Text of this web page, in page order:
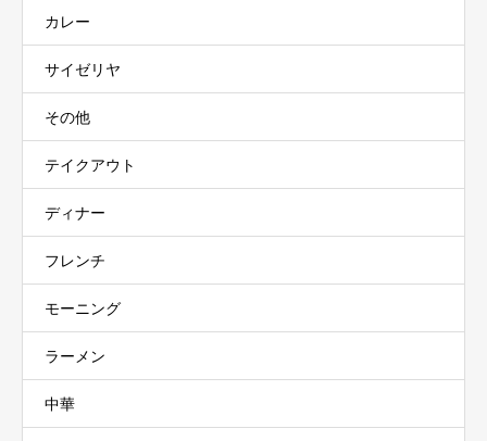
カレー
サイゼリヤ
その他
テイクアウト
ディナー
フレンチ
モーニング
ラーメン
中華